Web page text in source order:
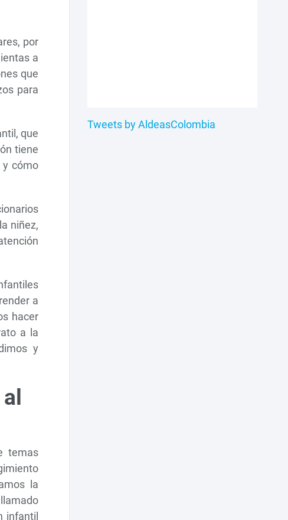
por
a
que
para
que
tiene
y cómo
niñez,
a
hacer
a la
y
temas
la
infantil
Tweets by AldeasColombia